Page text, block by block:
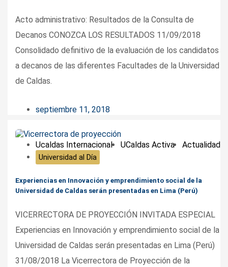
Acto administrativo: Resultados de la Consulta de
Decanos CONOZCA LOS RESULTADOS 11/09/2018
Consolidado definitivo de la evaluación de los candidatos
a decanos de las diferentes Facultades de la Universidad
de Caldas.
septiembre 11, 2018
Ucaldas Internacional UCaldas Activa Actualidad
Universidad al Día
Experiencias en Innovación y emprendimiento social de la
Universidad de Caldas serán presentadas en Lima (Perú)
VICERRECTORA DE PROYECCIÓN INVITADA ESPECIAL
Experiencias en Innovación y emprendimiento social de la
Universidad de Caldas serán presentadas en Lima (Perú)
31/08/2018 La Vicerrectora de Proyección de la